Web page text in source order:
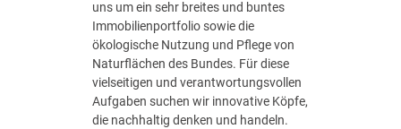
m
a
n
a
g
e
uns um ein sehr breites und buntes
Immobilien­portfolio sowie die
ökologische Nutzung und Pflege von
Naturflächen des Bundes. Für diese
vielseitigen und verantwortungs­vollen
Aufgaben suchen wir innovative Köpfe,
die nachhaltig denken und handeln.